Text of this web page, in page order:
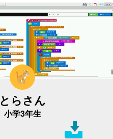
とらさん
小学3年生